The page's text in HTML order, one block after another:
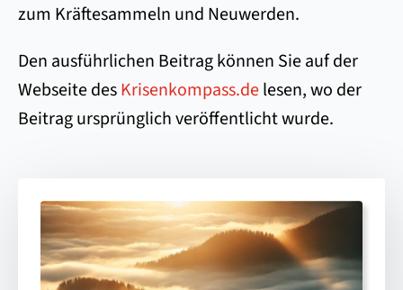
zum Kräftesammeln und Neuwerden.
Den ausführlichen Beitrag können Sie auf der
Webseite desKrisenkompass.delesen, wo der
Beitrag ursprünglich veröffentlicht wurde.